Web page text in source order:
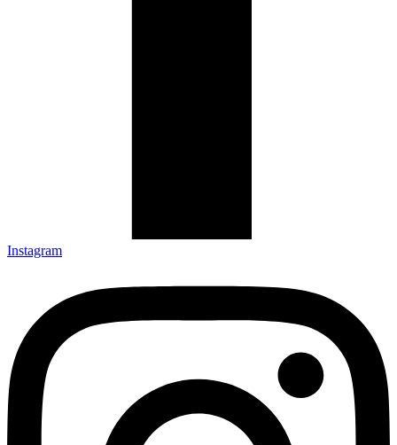
Instagram